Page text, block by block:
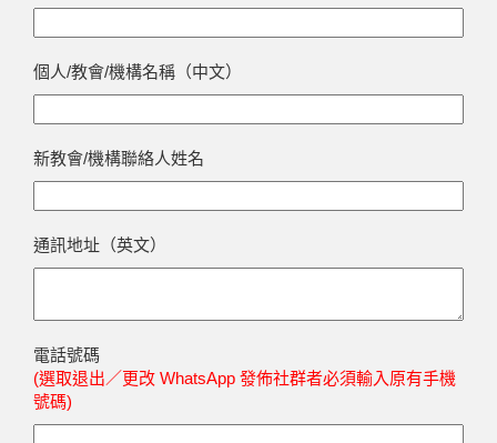
個人/教會/機構名稱（中文）
新教會/機構聯絡人姓名
通訊地址（英文）
電話號碼
(選取退出／更改 WhatsApp 發佈社群者必須輸入原有手機
號碼)